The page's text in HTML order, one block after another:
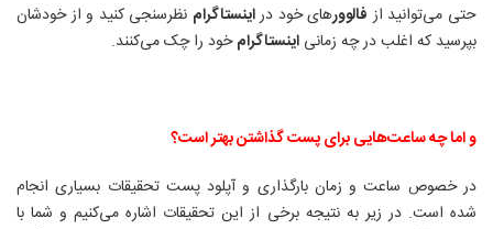
حتی می‌توانید از فالوورهای خود دراینستاگرام نظرسنجی کنید و از خودشان
بپرسید که اغلب در چه زمانی اینستاگرامخود را چک می‌کنند.
و اما چه ساعت‌هایی برای پست گذاشتن بهتر است؟
در خصوص ساعت و زمان بارگذاری و آپلود پست تحقیقات بسیاری انجام
شده است. در زیر به نتیجه برخی از این تحقیقات اشاره می‌کنیم و شما با